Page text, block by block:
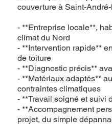
couverture à Saint-
- **Entreprise locale**,
climat du Nord
- **Intervention rapide**
de toiture
- **Diagnostic précis**
- **Matériaux adaptés**
contraintes climatiques
- **Travail soigné et suivi
- **Accompagnement
projet, du simple